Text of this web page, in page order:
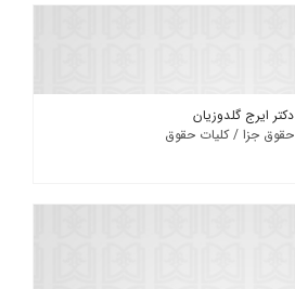
دکتر ایرج گلدوزیان
حقوق جزا / کلیات حقوق